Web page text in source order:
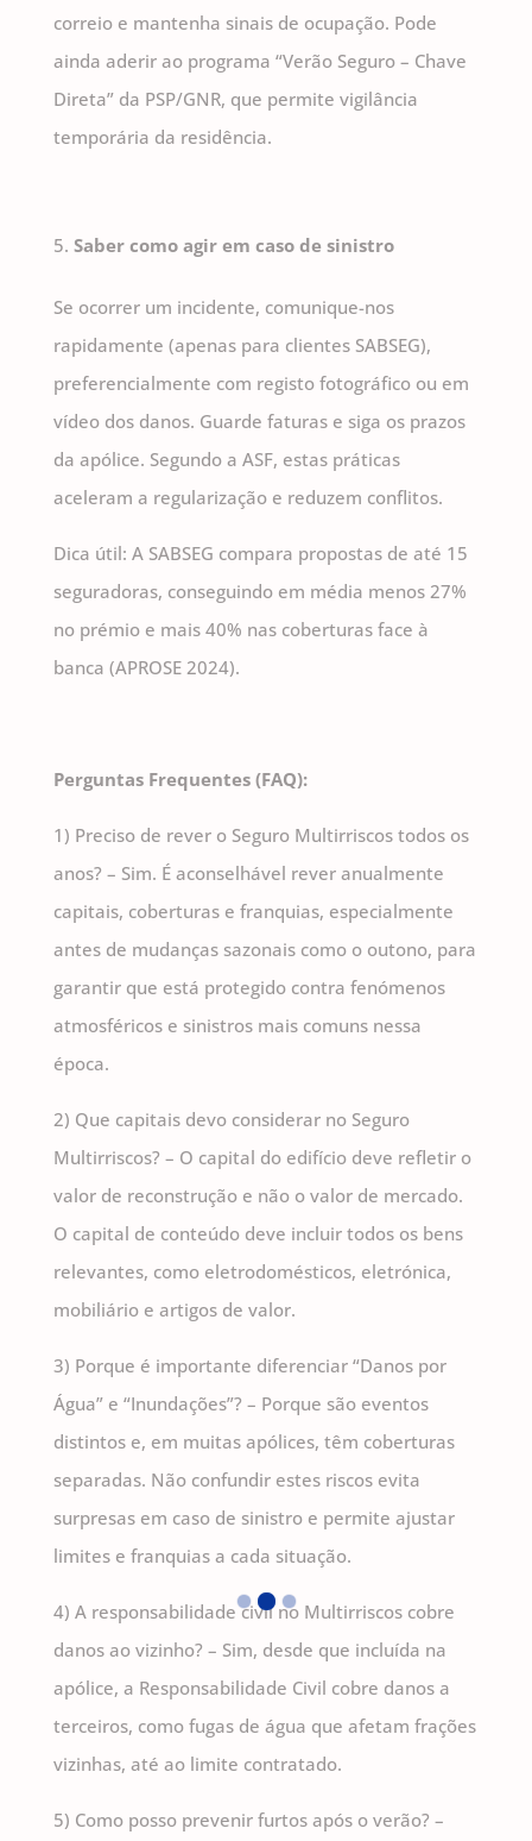
correio e mantenha sinais de ocupação. Pode
ainda aderir ao programa “Verão Seguro – Chave
Direta” da PSP/GNR, que permite vigilância
temporária da residência.
Saber como agir em caso de sinistro
Se ocorrer um incidente, comunique-nos
rapidamente (apenas para clientes SABSEG),
preferencialmente com registo fotográfico ou em
vídeo dos danos. Guarde faturas e siga os prazos
da apólice. Segundo a ASF, estas práticas
aceleram a regularização e reduzem conflitos.
Dica útil: A SABSEG compara propostas de até 15
seguradoras, conseguindo em média menos 27%
no prémio e mais 40% nas coberturas face à
banca (APROSE 2024).
Perguntas Frequentes (FAQ):
1) Preciso de rever o Seguro Multirriscos todos os
anos? – Sim. É aconselhável rever anualmente
capitais, coberturas e franquias, especialmente
antes de mudanças sazonais como o outono, para
garantir que está protegido contra fenómenos
atmosféricos e sinistros mais comuns nessa
época.
2) Que capitais devo considerar no Seguro
Multirriscos? – O capital do edifício deve refletir o
valor de reconstrução e não o valor de mercado.
O capital de conteúdo deve incluir todos os bens
relevantes, como eletrodomésticos, eletrónica,
mobiliário e artigos de valor.
3) Porque é importante diferenciar “Danos por
Água” e “Inundações”? – Porque são eventos
distintos e, em muitas apólices, têm coberturas
separadas. Não confundir estes riscos evita
surpresas em caso de sinistro e permite ajustar
limites e franquias a cada situação.
4) A responsabilidade civil no Multirriscos cobre
danos ao vizinho? – Sim, desde que incluída na
apólice, a Responsabilidade Civil cobre danos a
terceiros, como fugas de água que afetam frações
vizinhas, até ao limite contratado.
5) Como posso prevenir furtos após o verão? –